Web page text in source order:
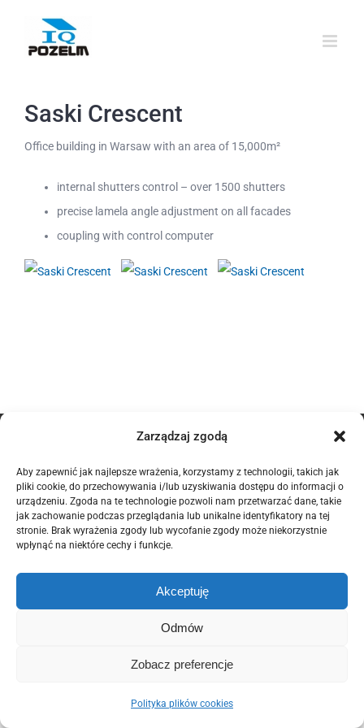
Zarządzaj zgodą
Aby zapewnić jak najlepsze wrażenia, korzystamy z technologii, takich jak
pliki cookie, do przechowywania i/lub uzyskiwania dostępu do informacji o
urządzeniu. Zgoda na te technologie pozwoli nam przetwarzać dane, takie
jak zachowanie podczas przeglądania lub unikalne identyfikatory na tej
stronie. Brak wyrażenia zgody lub wycofanie zgody może niekorzystnie
wpłynąć na niektóre cechy i funkcje.
Akceptuję
Odmów
Zobacz preferencje
Polityka plików cookies
zawartości
Saski Crescent
Office building in Warsaw with an area of 15,000m²
internal shutters control – over 1500 shutters
precise lamela angle adjustment on all facades
coupling with control computer
2026 | POZELM | All Rights Reserved. |
Polityka
Prywatności
Polityka Plików Cookies (EU)
This site is protected by reCAPTCHA and the GooglePrivacy Policy
andTerms of Serviceapply.